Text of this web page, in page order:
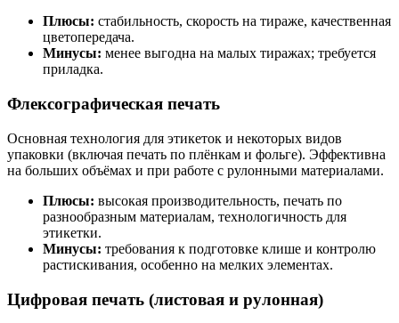
Плюсы: стабильность, скорость на тираже, качественная
цветопередача.
Минусы: менее выгодна на малых тиражах; требуется
приладка.
Флексографическая печать
Основная технология для этикеток и некоторых видов
упаковки (включая печать по плёнкам и фольге). Эффективна
на больших объёмах и при работе с рулонными материалами.
Плюсы: высокая производительность, печать по
разнообразным материалам, технологичность для
этикетки.
Минусы: требования к подготовке клише и контролю
растискивания, особенно на мелких элементах.
Цифровая печать (листовая и рулонная)